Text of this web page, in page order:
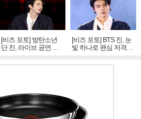
[비즈 포토] 방탄소년
단 진, 라이브 공연 중
빛나는 독보적 아우라
[비즈 포토] BTS 진, 눈
빛 하나로 팬심 저격…
독보적 카리스마